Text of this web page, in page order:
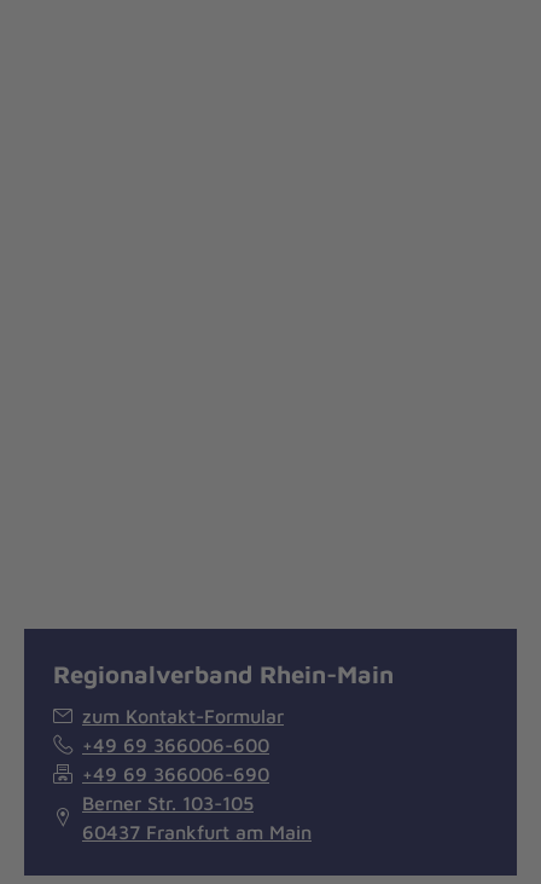
Regionalverband Rhein-Main
zum Kontakt-Formular
+49 69 366006-600
+49 69 366006-690
Berner Str. 103-105
60437 Frankfurt am Main